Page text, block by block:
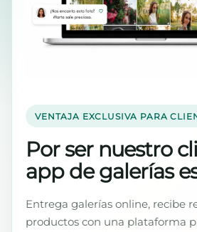
VENTAJA EXCLUSIVA PARA
Por ser nuestro
app de galerías
Entrega galerías online, recibe
productos con una plataforma